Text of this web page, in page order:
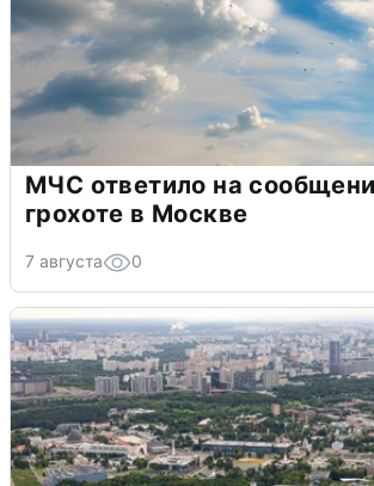
МЧС ответило на
грохоте в Москве
7 августа 0